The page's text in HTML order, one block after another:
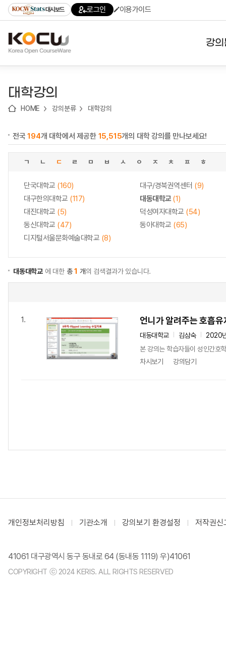
기
기
기
content)
가
대시보드 로그인 이용가이드
강
대학강의
HOME 강의분류 대학강의
전국194개 대학에서 제공한 15,515개의 대학 강의를 만나보세요!
ㄱ ㄴ ㄷ ㄹ ㅁ ㅂ ㅅ ㅇ ㅈ ㅊ ㅍ ㅎ
단국대학교 (160) 대구/경북권역센터 (9)
대구한의대학교 (117) 대동대학교(1)
대진대학교 (5) 덕성여자대학교 (54)
동신대학교 (47) 동아대학교 (65)
디지털서울문화예술대학교 (8)
대동대학교 에 대한 총1 개의 검색결과가 있습니다.
1. 언니가 알려주는 호흡유
대동대학교 김삼숙
2020
본 강의는 학습자들이 성인간호
차시보기
강의담기
개인정보처리방침 기관소개 강의보기 환경설정 저작권신
41061 대구광역시 동구 동내로 64 (동내동 1119) 우)41061
COPYRIGHT ⓒ 2024 KERIS. ALL RIGHTS RESERVED